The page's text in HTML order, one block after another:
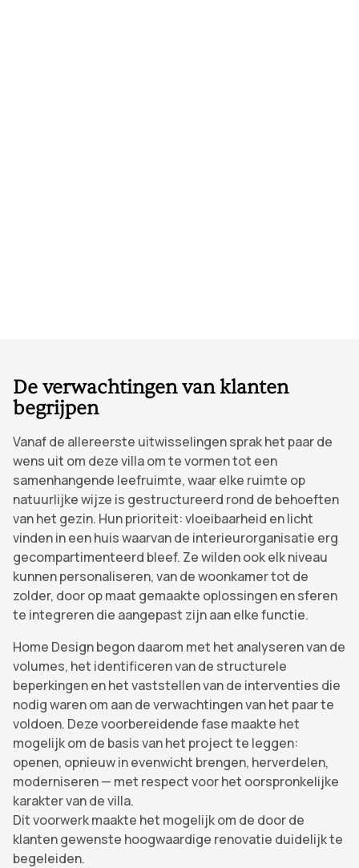
De verwachtingen van klanten
begrijpen
Vanaf de allereerste uitwisselingen sprak het paar de
wens uit om deze villa om te vormen tot een
samenhangende leefruimte, waar elke ruimte op
natuurlijke wijze is gestructureerd rond de behoeften
van het gezin. Hun prioriteit: vloeibaarheid en licht
vinden in een huis waarvan de interieurorganisatie erg
gecompartimenteerd bleef. Ze wilden ook elk niveau
kunnen personaliseren, van de woonkamer tot de
zolder, door op maat gemaakte oplossingen en sferen
te integreren die aangepast zijn aan elke functie.
Home Design begon daarom met het analyseren van de
volumes, het identificeren van de structurele
beperkingen en het vaststellen van de interventies die
nodig waren om aan de verwachtingen van het paar te
voldoen. Deze voorbereidende fase maakte het
mogelijk om de basis van het project te leggen:
openen, opnieuw in evenwicht brengen, herverdelen,
moderniseren — met respect voor het oorspronkelijke
karakter van de villa.
Dit voorwerk maakte het mogelijk om de door de
klanten gewenste hoogwaardige renovatie duidelijk te
begeleiden.